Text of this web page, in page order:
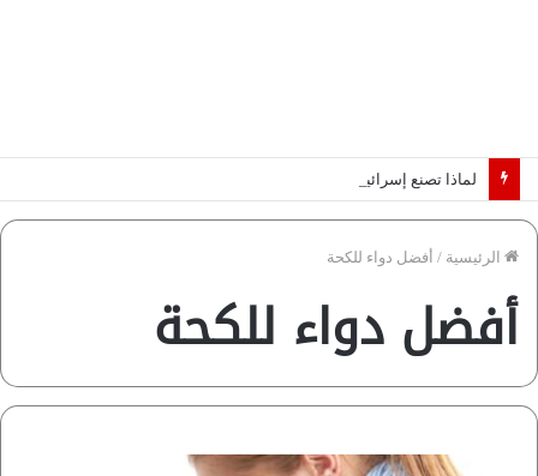
الرئيسية / أفضل دواء للكحة
أفضل دواء للكحة